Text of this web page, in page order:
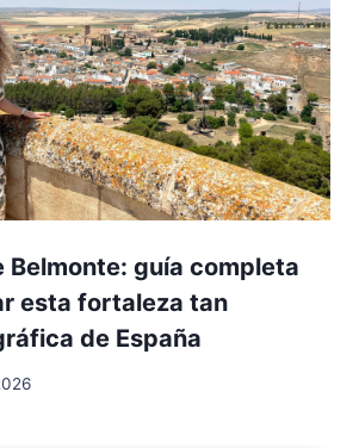
Belmonte: guía completa
esta fortaleza tan
de España